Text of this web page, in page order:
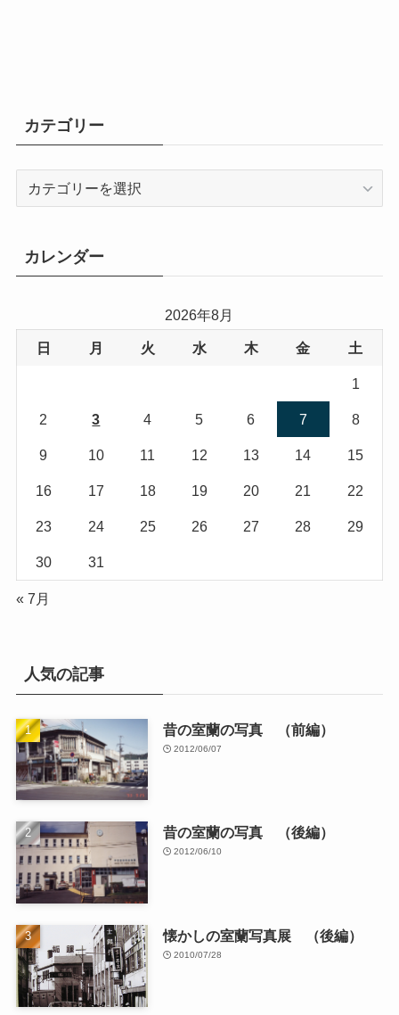
カテゴリー
ー
カレンダー
2026年8月
日 月 火 水 木 金 土
1
2 3 4 5 6 7 8
9 10 11 12 13 14 15
16 17 18 19 20 21 22
23 24 25 26 27 28 29
30 31
« 7月
人気の記事
昔の室蘭の写真 （前編）
2012/06/07
昔の室蘭の写真 （後編）
2012/06/10
懐かしの室蘭写真展 （後編）
2010/07/28